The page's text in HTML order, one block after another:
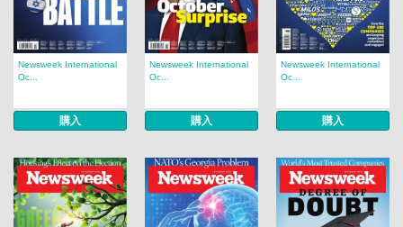
Newsweek International
Oc...
購入
Newsweek International
Oc...
購入
Newsweek International
Oc...
購入